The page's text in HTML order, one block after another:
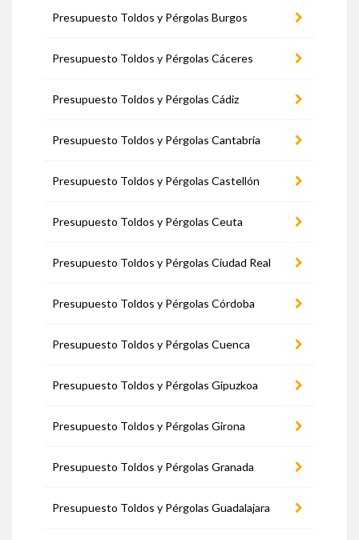
Presupuesto Toldos y Pérgolas Burgos
Presupuesto Toldos y Pérgolas Cáceres
Presupuesto Toldos y Pérgolas Cádiz
Presupuesto Toldos y Pérgolas Cantabria
Presupuesto Toldos y Pérgolas Castellón
Presupuesto Toldos y Pérgolas Ceuta
Presupuesto Toldos y Pérgolas Ciudad Real
Presupuesto Toldos y Pérgolas Córdoba
Presupuesto Toldos y Pérgolas Cuenca
Presupuesto Toldos y Pérgolas Gipuzkoa
Presupuesto Toldos y Pérgolas Girona
Presupuesto Toldos y Pérgolas Granada
Presupuesto Toldos y Pérgolas Guadalajara